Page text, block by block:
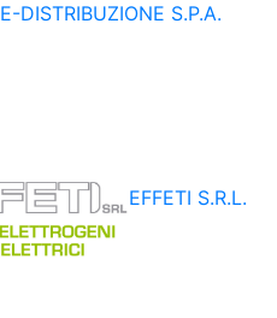
E-DISTRIBUZIONE S.P.A.
EFFETI S.R.L.